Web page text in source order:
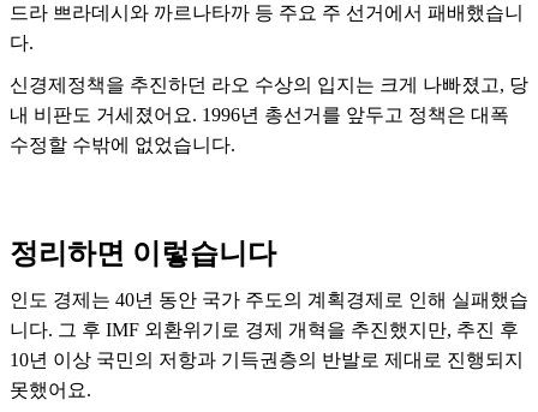
드라 쁘라데시와 까르나타까 등 주요 주 선거에서 패배했습니
다.
신경제정책을 추진하던 라오 수상의 입지는 크게 나빠졌고, 당
내 비판도 거세졌어요. 1996년 총선거를 앞두고 정책은 대폭
수정할 수밖에 없었습니다.
정리하면 이렇습니다
인도 경제는 40년 동안 국가 주도의 계획경제로 인해 실패했습
니다. 그 후 IMF 외환위기로 경제 개혁을 추진했지만, 추진 후
10년 이상 국민의 저항과 기득권층의 반발로 제대로 진행되지
못했어요.